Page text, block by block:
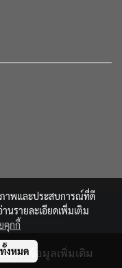
/ ข้อมูลเพิ่มเติม
All Rights Reserved.
ธ์ของบริษัทฯเท่านั้น
1,161
ภาพและประสบการณ์ที่ดี
นรายละเอียดเพิ่มเติม
คุกกี้
งหมด